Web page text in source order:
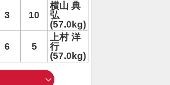
3 10
横山 典
弘
(57.0kg)
6 5
上村 洋
行
(57.0kg)